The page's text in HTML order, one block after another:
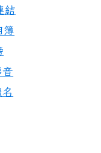
結
簿
音